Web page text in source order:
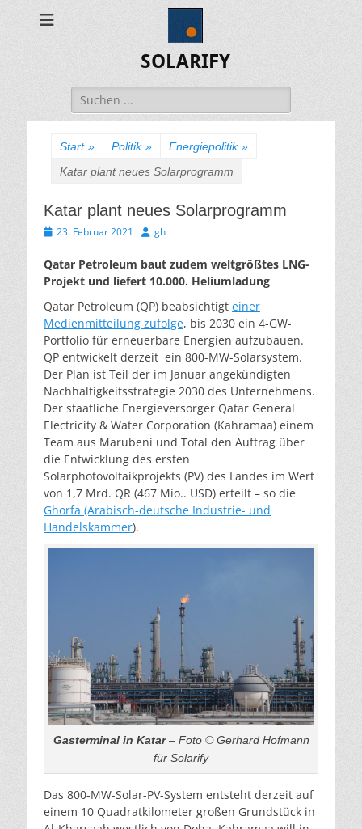
SOLARIFY
Suchen
nach:
Start » Politik » Energiepolitik »
Katar plant neues Solarprogramm
Katar plant neues Solarprogramm
Veröffentlicht
23. Februar 2021 Autor
gh
Qatar Petroleum baut zudem weltgrößtes LNG-
Projekt und liefert 10.000. Heliumladung
Qatar Petroleum (QP) beabsichtigt einer
Medienmitteilung zufolge, bis 2030 ein 4-GW-
Portfolio für erneuerbare Energien aufzubauen.
QP entwickelt derzeit ein 800-MW-Solarsystem.
Der Plan ist Teil der im Januar angekündigten
Nachhaltigkeitsstrategie 2030 des Unternehmens.
Der staatliche Energieversorger Qatar General
Electricity & Water Corporation (Kahramaa) einem
Team aus Marubeni und Total den Auftrag über
die Entwicklung des ersten
Solarphotovoltaikprojekts (PV) des Landes im Wert
von 1,7 Mrd. QR (467 Mio.. USD) erteilt – so die
Ghorfa (Arabisch-deutsche Industrie- und
Handelskammer).
Gasterminal in Katar– Foto © Gerhard Hofmann
für Solarify
Das 800-MW-Solar-PV-System entsteht derzeit auf
einem 10 Quadratkilometer großen Grundstück in